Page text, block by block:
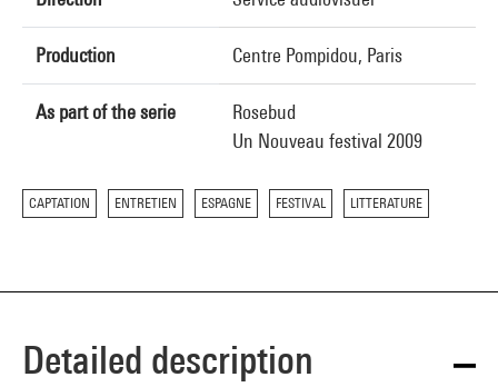
Production Centre Pompidou, Paris
As part of the serie
Rosebud
Un Nouveau festival 2009
CAPTATION ENTRETIEN ESPAGNE FESTIVAL LITTERATURE
Detailed description